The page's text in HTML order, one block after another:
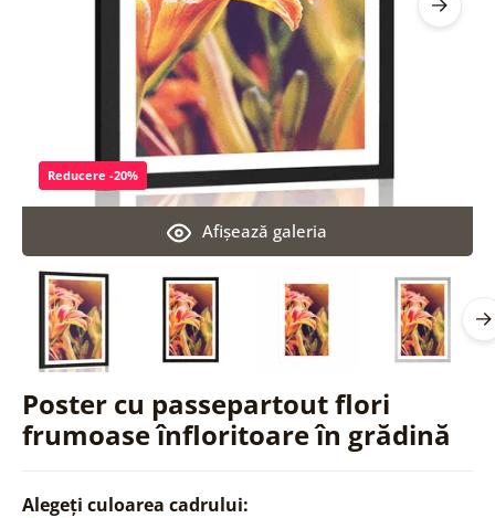
Poster cu passepartout flori
frumoase înfloritoare în grădină
Afişează galeria
Reducere -20%
Alegeți culoarea cadrului: